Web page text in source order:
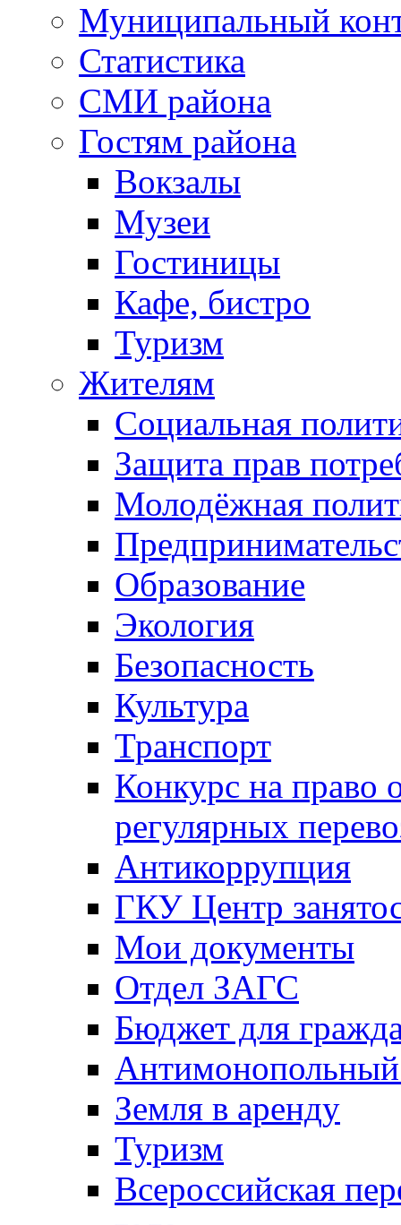
Муниципальный
Статистика
СМИ района
Гостям района
Вокзалы
Музеи
Гостиницы
Кафе, бистро
Туризм
Жителям
Социальная
Защита прав
Молодёжная
Образование
Экология
Безопасность
Культура
Транспорт
Конкурс на право
регулярных
Антикоррупция
ГКУ Центр
Мои документы
Отдел ЗАГС
Бюджет для
Антимонопольный
Земля в аренду
Туризм
Всероссийская